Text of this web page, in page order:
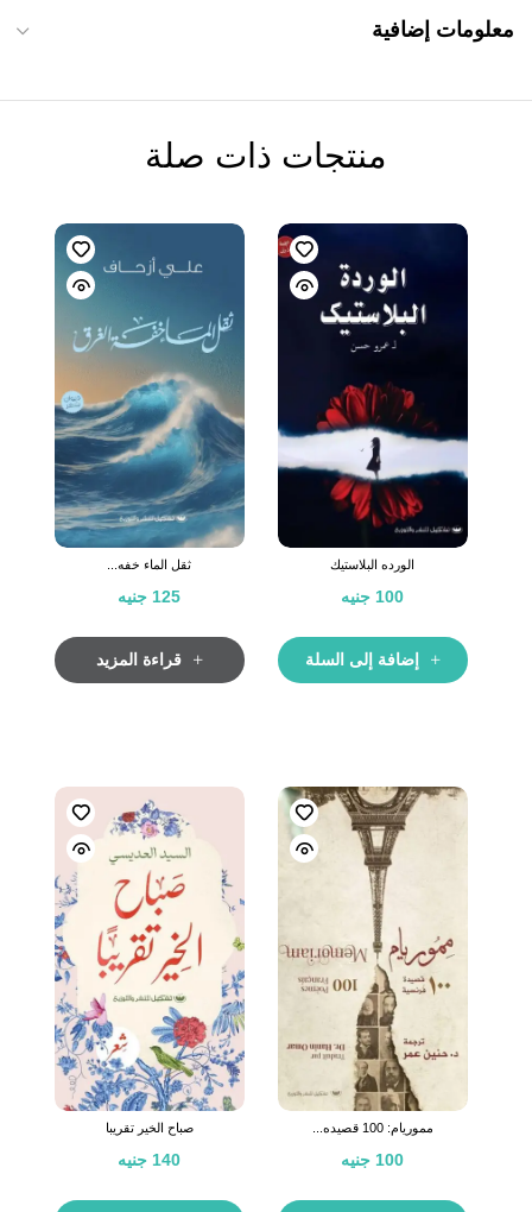
معلومات إضافية
منتجات ذات صلة
الورده البلاستيك
100 جنيه
إضافة إلى السلة
ثقل الماء خفه...
125 جنيه
قراءة المزيد
مموريام: 100 قصيده...
100 جنيه
صباح الخير تقريبا
140 جنيه